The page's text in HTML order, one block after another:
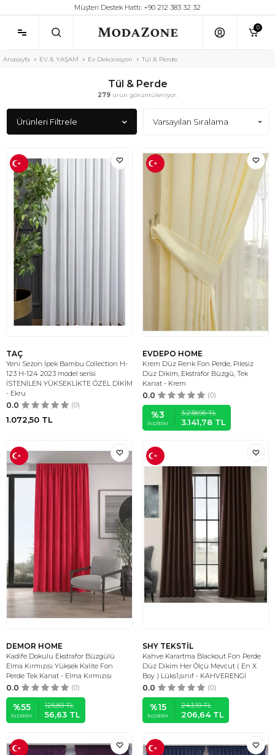
Müşteri Destek Hattı: +90 212 383 32 32
0
Anasayfa EV & YAŞAM Ev Dekorasyon Tül & Perde
Tül & Perde
279 ürün görüntüleniyor.
Ürünleri Filtrele
TAÇ
Yeni Sezon İpek Bambu Collection H-
123 H-124 2023 model serisi
İSTENİLEN YÜKSEKLİKTE ÖZEL DİKİM
- Ekru
0.0 (0)
1.072,50 TL
EVDEPO HOME
Krem Düz Renk Fon Perde, Pilesiz
Düz Dikim, Ekstrafor Büzgü, Tek
Kanat - Krem
0.0 (0)
%3
İNDIRIM
3.238,95TL
3.141,78 TL
DEMOR HOME
Kadife Dokulu Ekstrafor Büzgülü
Elma Kırmızısı Yüksek Kalite Fon
Perde Tek Kanat - Elma Kırmızısı
0.0 (0)
%55
İNDIRIM
125,83TL
56,63 TL
SHY TEKSTİL
Kahve Karartma Blackout Fon Perde
Düz Dikim Her Ölçü Mevcut ( En X
Boy ) Lüks1,sınıf - KAHVERENGİ
0.0 (0)
%15
İNDIRIM
243,10TL
206,64TL